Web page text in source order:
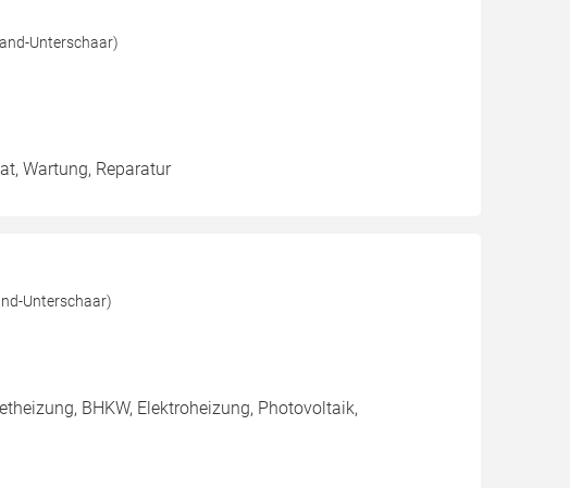
Unterschaar)
Wartung, Reparatur
Unterschaar)
BHKW, Elektroheizung, Photovoltaik,